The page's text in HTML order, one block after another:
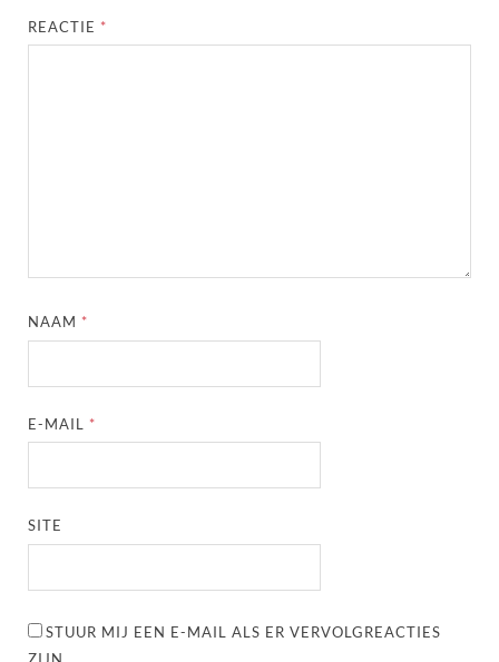
REACTIE *
NAAM *
E-MAIL *
SITE
STUUR MIJ EEN E-MAIL ALS ER VERVOLGREACTIES